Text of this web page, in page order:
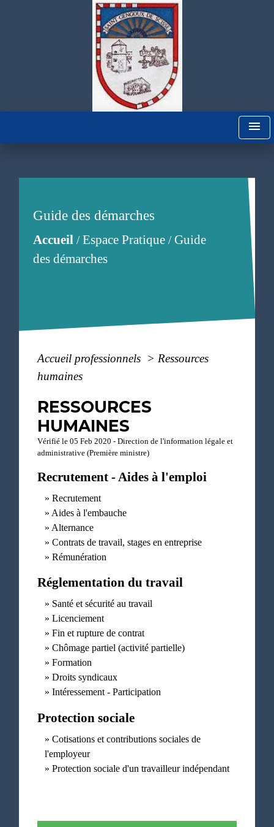
menu
Guide des démarches
Accueil/Espace Pratique/Guide
des démarches
Accueil professionnels > Ressources
humaines
RESSOURCES
HUMAINES
Vérifié le 05 Feb 2020 - Direction de l'information légale et
administrative (Première ministre)
Recrutement - Aides à l'emploi
Recrutement
Aides à l'embauche
Alternance
Contrats de travail, stages en entreprise
Rémunération
Réglementation du travail
Santé et sécurité au travail
Licenciement
Fin et rupture de contrat
Chômage partiel (activité partielle)
Formation
Droits syndicaux
Intéressement - Participation
Protection sociale
Cotisations et contributions sociales de
l'employeur
Protection sociale d'un travailleur indépendant